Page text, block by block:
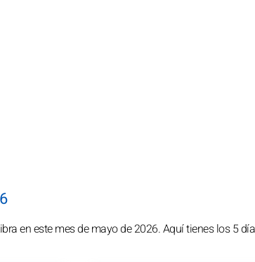
en este mes de mayo de 2026. Aquí tienes los 5